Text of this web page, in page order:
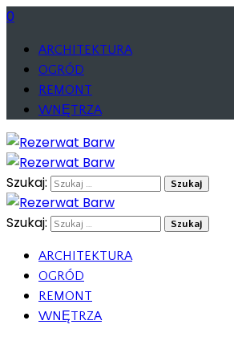
0
ARCHITEKTURA
OGRÓD
REMONT
WNĘTRZA
Szukaj:
Szukaj:
ARCHITEKTURA
OGRÓD
REMONT
WNĘTRZA